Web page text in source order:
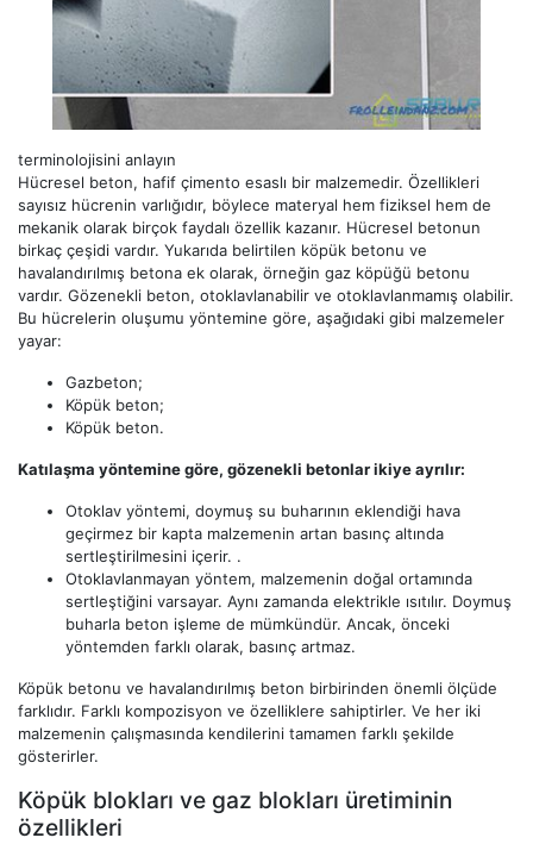
terminolojisini anlayın
Hücresel beton, hafif çimento esaslı bir malzemedir. Özellikleri
sayısız hücrenin varlığıdır, böylece materyal hem fiziksel hem de
mekanik olarak birçok faydalı özellik kazanır. Hücresel betonun
birkaç çeşidi vardır. Yukarıda belirtilen köpük betonu ve
havalandırılmış betona ek olarak, örneğin gaz köpüğü betonu
vardır. Gözenekli beton, otoklavlanabilir ve otoklavlanmamış olabilir.
Bu hücrelerin oluşumu yöntemine göre, aşağıdaki gibi malzemeler
yayar:
Gazbeton;
Köpük beton;
Köpük beton.
Katılaşma yöntemine göre, gözenekli betonlar ikiye ayrılır:
Otoklav yöntemi, doymuş su buharının eklendiği hava
geçirmez bir kapta malzemenin artan basınç altında
sertleştirilmesini içerir. .
Otoklavlanmayan yöntem, malzemenin doğal ortamında
sertleştiğini varsayar. Aynı zamanda elektrikle ısıtılır. Doymuş
buharla beton işleme de mümkündür. Ancak, önceki
yöntemden farklı olarak, basınç artmaz.
Köpük betonu ve havalandırılmış beton birbirinden önemli ölçüde
farklıdır. Farklı kompozisyon ve özelliklere sahiptirler. Ve her iki
malzemenin çalışmasında kendilerini tamamen farklı şekilde
gösterirler.
Köpük blokları ve gaz blokları üretiminin
özellikleri